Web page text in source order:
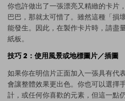
你也許做出了一張漂亮又精緻的卡片
巴巴，那就太可惜了。雖然這種「損
能發生。因此，在製作卡片時，請盡
紙板。
技巧 2：使用風景或地標圖片／插圖
如果你在明信片正面加入一張具有代
會讓整體效果更出色。你也可以選擇
計，或任何你喜歡的元素，但這一點